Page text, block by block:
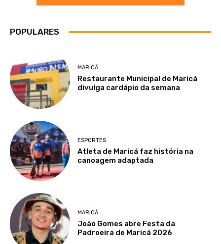
POPULARES
MARICÁ
Restaurante Municipal de Maricá
divulga cardápio da semana
ESPORTES
Atleta de Maricá faz história na
canoagem adaptada
MARICÁ
João Gomes abre Festa da
Padroeira de Maricá 2026